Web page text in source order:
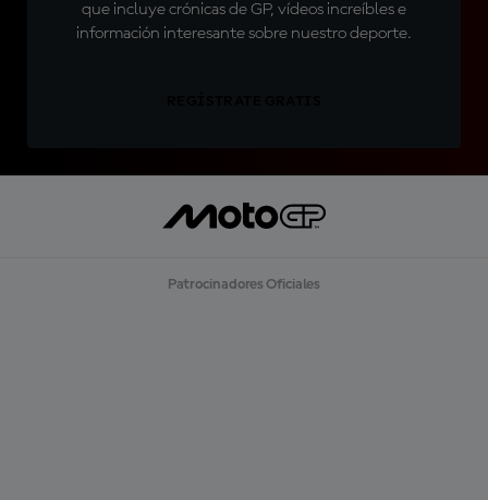
que incluye crónicas de GP, vídeos increíbles e
información interesante sobre nuestro deporte.
Patrocinadores Oficiales